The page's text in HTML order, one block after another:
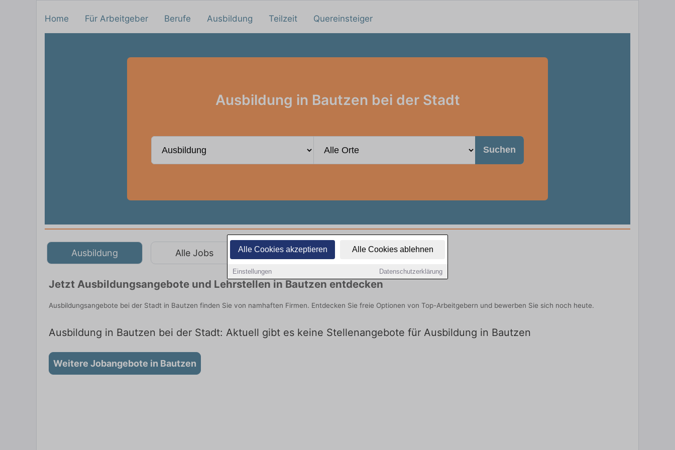
Alle Cookies akzeptieren Alle Cookies ablehnen
Einstellungen Datenschutzerklärung
Home Für Arbeitgeber Berufe Ausbildung Teilzeit Quereinsteiger
Ausbildung in Bautzen bei der Stadt
Suchen
Ausbildung Alle Jobs Teilzeit Quereinsteiger
Jetzt Ausbildungsangebote und Lehrstellen in Bautzen entdecken
Ausbildungsangebote bei der Stadt in Bautzen finden Sie von namhaften Firmen. Entdecken Sie freie Optionen von Top-Arbeitgebern und bewerben Sie sich noch heute.
Ausbildung in Bautzen bei der Stadt: Aktuell gibt es keine Stellenangebote für Ausbildung in Bautzen
Weitere Jobangebote in Bautzen